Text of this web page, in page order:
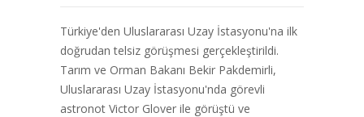
Türkiye'den Uluslararası Uzay İstasyonu'na ilk
doğrudan telsiz görüşmesi gerçekleştirildi.
Tarım ve Orman Bakanı Bekir Pakdemirli,
Uluslararası Uzay İstasyonu'nda görevli
astronot Victor Glover ile görüştü ve